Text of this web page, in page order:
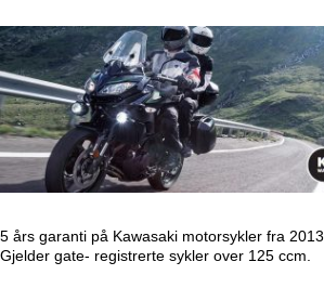
5 års garanti på Kawasaki motorsykler fra 2013.
Gjelder gate- registrerte sykler over 125 ccm.